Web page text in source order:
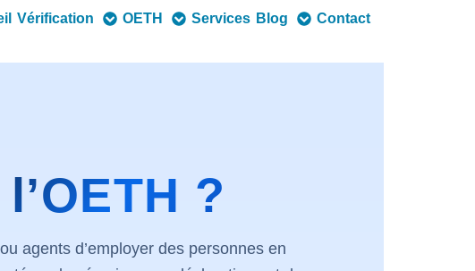
Vérification OETH Services Blog Contact
l’OETH ?
agents d’employer des personnes en